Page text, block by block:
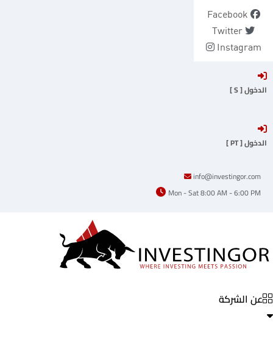
content
Facebook
Twitter
Instagram
الدخول [ S ]
الدخول [ PT ]
info@investingor.com
Mon - Sat 8:00 AM - 6:00 PM
عن الشركة